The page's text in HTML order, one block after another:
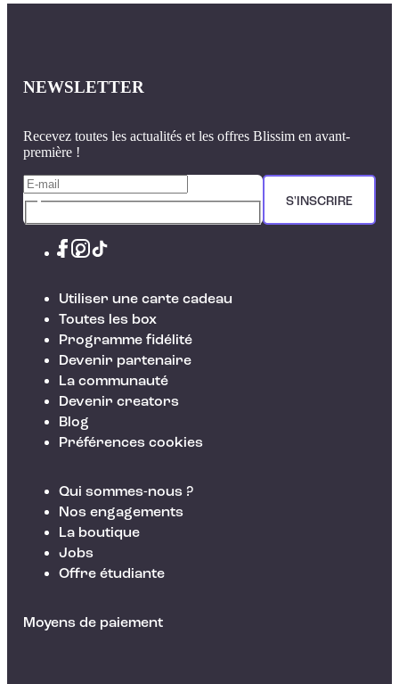
NEWSLETTER
Recevez toutes les actualités et les offres Blissim en avant-
première !
S'INSCRIRE
Utiliser une carte cadeau
Toutes les box
Programme fidélité
Devenir partenaire
La communauté
Devenir creators
Blog
Préférences cookies
Qui sommes-nous ?
Nos engagements
La boutique
Jobs
Offre étudiante
Moyens de paiement